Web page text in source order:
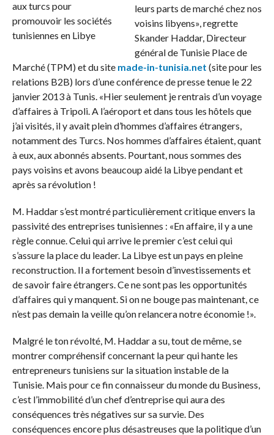
leurs parts de marché chez nos
voisins libyens», regrette
Skander Haddar, Directeur
général de Tunisie Place de
Marché (TPM) et du site made-in-tunisia.net (site pour les
relations B2B) lors d’une conférence de presse tenue le 22
janvier 2013 à Tunis. «Hier seulement je rentrais d’un voyage
d’affaires à Tripoli. A l’aéroport et dans tous les hôtels que
j’ai visités, il y avait plein d’hommes d’affaires étrangers,
notamment des Turcs. Nos hommes d’affaires étaient, quant
à eux, aux abonnés absents. Pourtant, nous sommes des
pays voisins et avons beaucoup aidé la Libye pendant et
après sa révolution !
M. Haddar s’est montré particulièrement critique envers la
passivité des entreprises tunisiennes : «En affaire, il y a une
règle connue. Celui qui arrive le premier c’est celui qui
s’assure la place du leader. La Libye est un pays en pleine
reconstruction. Il a fortement besoin d’investissements et
de savoir faire étrangers. Ce ne sont pas les opportunités
d’affaires qui y manquent. Si on ne bouge pas maintenant, ce
n’est pas demain la veille qu’on relancera notre économie !».
Malgré le ton révolté, M. Haddar a su, tout de même, se
montrer compréhensif concernant la peur qui hante les
entrepreneurs tunisiens sur la situation instable de la
Tunisie. Mais pour ce fin connaisseur du monde du Business,
c’est l’immobilité d’un chef d’entreprise qui aura des
conséquences très négatives sur sa survie. Des
conséquences encore plus désastreuses que la politique d’un